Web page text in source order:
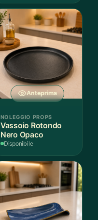
Anteprima
NOLEGGIO PROPS
Vassoio Rotondo
Nero Opaco
Disponibile